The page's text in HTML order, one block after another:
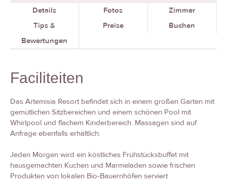
Details Fotos
Zimmer
Tips &
Bewertungen
Preise Buchen
Faciliteiten
Das Artemisia Resort befindet sich in einem großen Garten mit
gemütlichen Sitzbereichen und einem schönen Pool mit
Whirlpool und flachem Kinderbereich. Massagen sind auf
Anfrage ebenfalls erhältlich.
Jeden Morgen wird ein köstliches Frühstücksbuffet mit
hausgemachten Kuchen und Marmeladen sowie frischen
Produkten von lokalen Bio-Bauernhöfen serviert